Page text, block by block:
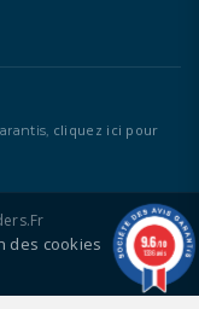
cliquez ici pour
des cookies 9.6/10
1336 avis